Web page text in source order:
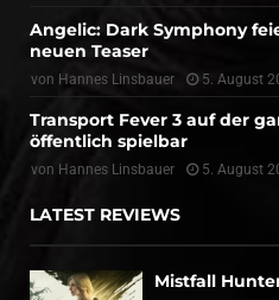
Angelic: Dark Symphony
neuen Teaser
von Hannes Linsbauer 5. August
Transport Fever 3 auf der
öffentlich spielbar
von Hannes Linsbauer 5. August
LATEST REVIEWS
Mistfall